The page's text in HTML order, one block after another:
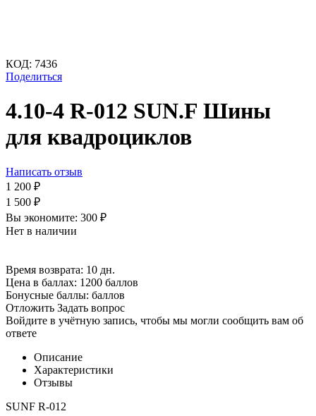
КОД: 7436
Поделиться
4.10-4 R-012 SUN.F Шины
для квадроциклов
Написать отзыв
1 200 ₽
1 500 ₽
Вы экономите: 300 ₽
Нет в наличии
Время возврата: 10 дн.
Цена в баллах: 1200 баллов
Бонусные баллы: баллов
Отложить Задать вопрос
Войдите в учётную запись, чтобы мы могли сообщить вам об
ответе
Описание
Характеристики
Отзывы
SUNF R-012